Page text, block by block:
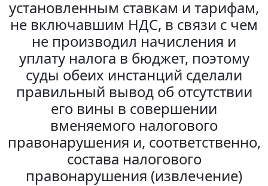
установленным ставкам и тарифам,
не включавшим НДС, в связи с чем
не производил начисления и
уплату налога в бюджет, поэтому
суды обеих инстанций сделали
правильный вывод об отсутствии
его вины в совершении
вменяемого налогового
правонарушения и, соответственно,
состава налогового
правонарушения (извлечение)